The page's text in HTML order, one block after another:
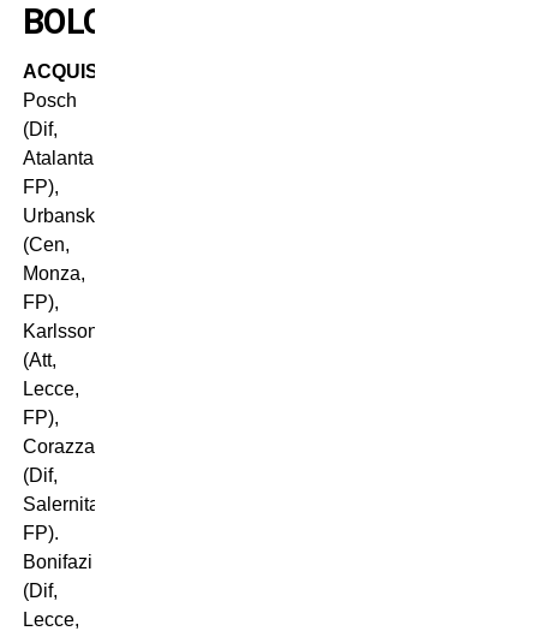
BOLOGNA
ACQUISTI
Posch
(Dif,
Atalanta,
FP),
Urbanski
(Cen,
Monza,
FP),
Karlsson
(Att,
Lecce,
FP),
Corazza
(Dif,
Salernitana,
FP).
Bonifazi
(Dif,
Lecce,